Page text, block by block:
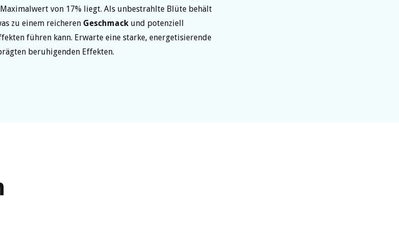
von 17% liegt. Als unbestrahlte Blüte behält
zu einem reicheren Geschmack und potenziell
führen kann. Erwarte eine starke, energetisierende
beruhigenden Effekten.